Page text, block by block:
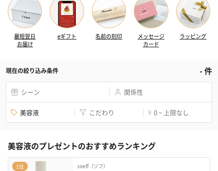
最短翌日
お届け
eギフト 名前の刻印
メッセージ
カード
ラッピング
現在の絞り込み条件 -件
シーン 関係性
美容液 こだわり ¥ 0 ~ 上限なし
美容液のプレゼントのおすすめランキング
1位 soeff（ソフ）